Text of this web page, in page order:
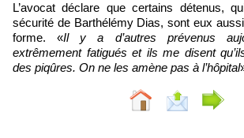
L’avocat déclare que certains détenus,
sécurité de Barthélémy Dias, sont eux
forme. «Il y a d’autres prévenus
extrêmement fatigués et ils me disent
des piqûres. On ne les amène pas à l’hôpital